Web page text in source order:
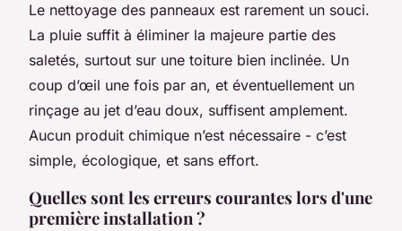
Le nettoyage des panneaux est rarement un souci.
La pluie suffit à éliminer la majeure partie des
saletés, surtout sur une toiture bien inclinée. Un
coup d’œil une fois par an, et éventuellement un
rinçage au jet d’eau doux, suffisent amplement.
Aucun produit chimique n’est nécessaire - c’est
simple, écologique, et sans effort.
Quelles sont les erreurs courantes lors d'une
première installation ?